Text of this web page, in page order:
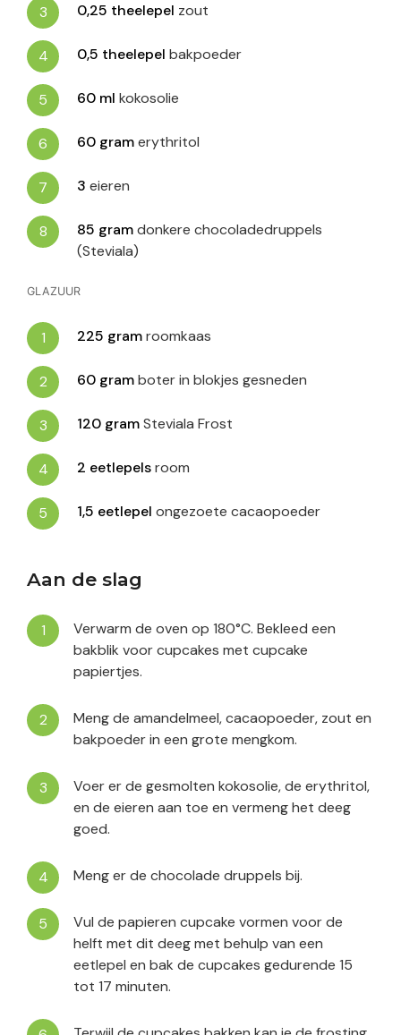
0,25 theelepel zout
0,5 theelepel bakpoeder
60 ml kokosolie
60 gramerythritol
3 eieren
85 gramdonkere chocoladedruppels
(Steviala)
GLAZUUR
225 gramroomkaas
60 gramboter in blokjes gesneden
120 gramSteviala Frost
2 eetlepelsroom
1,5 eetlepel ongezoete cacaopoeder
Aan de slag
Verwarm de oven op 180°C. Bekleed een
bakblik voor cupcakes met cupcake
papiertjes.
Meng de amandelmeel, cacaopoeder, zout en
bakpoeder in een grote mengkom.
Voer er de gesmolten kokosolie, de erythritol,
en de eieren aan toe en vermeng het deeg
goed.
Meng er de chocolade druppels bij.
Vul de papieren cupcake vormen voor de
helft met dit deeg met behulp van een
eetlepel en bak de cupcakes gedurende 15
tot 17 minuten.